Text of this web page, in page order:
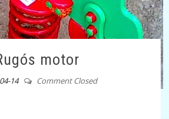
motor
14 Comment Closed